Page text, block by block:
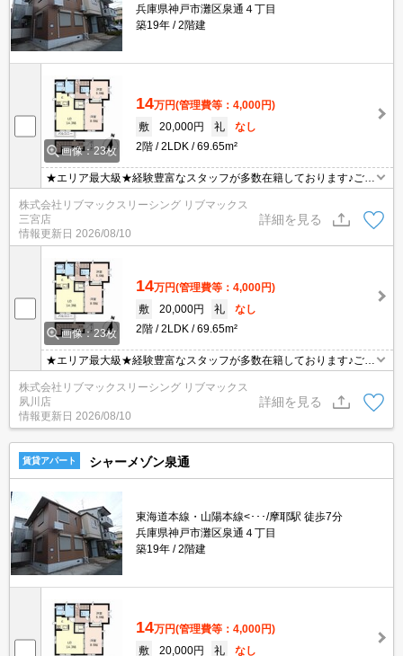
兵庫県神戸市灘区泉通４丁目
築19年
2階建
画像：23枚
14万円(管理費等：4,000円)
敷
20,000円 礼
なし
2階
2LDK 69.65m²
★エリア最大級★経験豊富なスタッフが多数在籍しております♪ご要
望がありましたらお申し付けください！初期費用クレジット支払可
能！オンライン内覧・オンライン契約等弊社に一度も来店せずとも
問題ありません♪弊社ではネットに掲載されている物件も全てご紹介
可能になりますので気になる物件は全て申し付けください★
株式会社リブマックスリーシング リブマックス
三宮店
情報更新日 2026/08/10
詳細を見る
画像：23枚
14万円(管理費等：4,000円)
敷
20,000円 礼
なし
2階
2LDK 69.65m²
★エリア最大級★経験豊富なスタッフが多数在籍しております♪ご要
望がありましたらお申し付けください！初期費用クレジット支払可
能！オンライン内覧・オンライン契約等弊社に一度も来店せずとも
問題ありません♪弊社ではネットに掲載されている物件も全てご紹介
可能になりますので気になる物件は全て申し付けください★
株式会社リブマックスリーシング リブマックス
夙川店
情報更新日 2026/08/10
詳細を見る
賃貸アパート シャーメゾン泉通
東海道本線・山陽本線<･･･/摩耶駅 徒歩7分
兵庫県神戸市灘区泉通４丁目
築19年
2階建
14万円(管理費等：4,000円)
敷
20,000円 礼
なし